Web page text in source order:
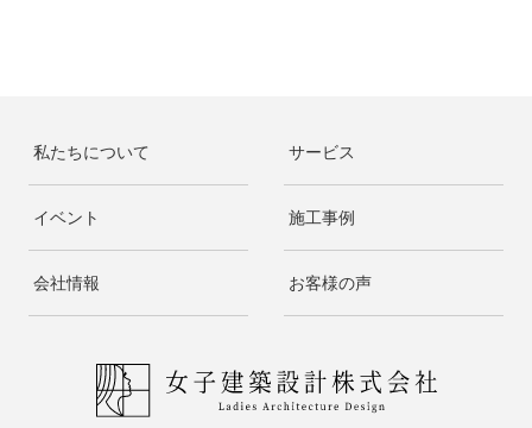
私たちについて サービス
イベント 施工事例
会社情報 お客様の声